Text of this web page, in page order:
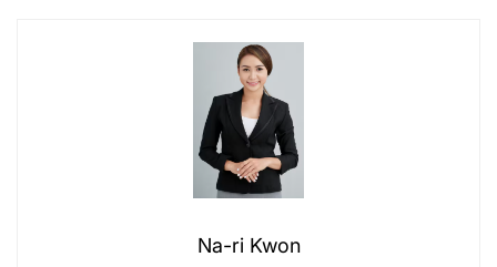
Na-ri Kwon